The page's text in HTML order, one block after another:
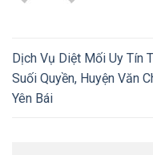
Dịch Vụ Diệt Mối Uy Tín
Suối Quyền, Huyện Văn
Yên Bái